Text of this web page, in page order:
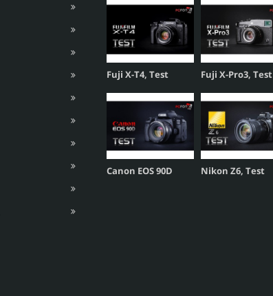
Fuji X-T4, Test Fuji X-Pro3, Test
Canon EOS 90D Nikon Z6, Test